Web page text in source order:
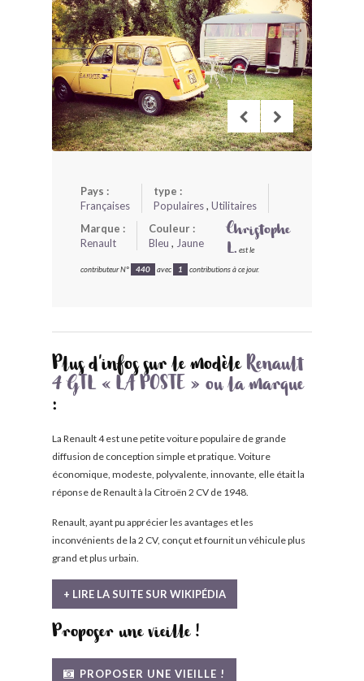
COMMENT FONCTIONNE BLV ?
Pays :
Françaises
type :
Populaires, Utilitaires
Marque :
Renault
Couleur :
Bleu , Jaune
Christophe
L. est le
contributeur N° 440 avec 1 contributions à ce jour.
Plus d'infos sur le modèle Renault
4 GTL « LA POSTE » ou la marque
:
La Renault 4 est une petite voiture populaire de grande
diffusion de conception simple et pratique. Voiture
économique, modeste, polyvalente, innovante, elle était la
réponse de Renault à la Citroën 2 CV de 1948.
Renault, ayant pu apprécier les avantages et les
inconvénients de la 2 CV, conçut et fournit un véhicule plus
grand et plus urbain.
+ LIRE LA SUITE SUR WIKIPÉDIA
Proposer une vieille !
PROPOSER UNE VIEILLE !